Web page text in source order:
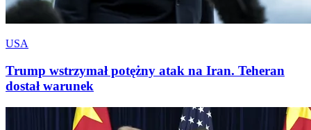
USA
Trump wstrzymał potężny atak na Iran. Teheran
dostał warunek